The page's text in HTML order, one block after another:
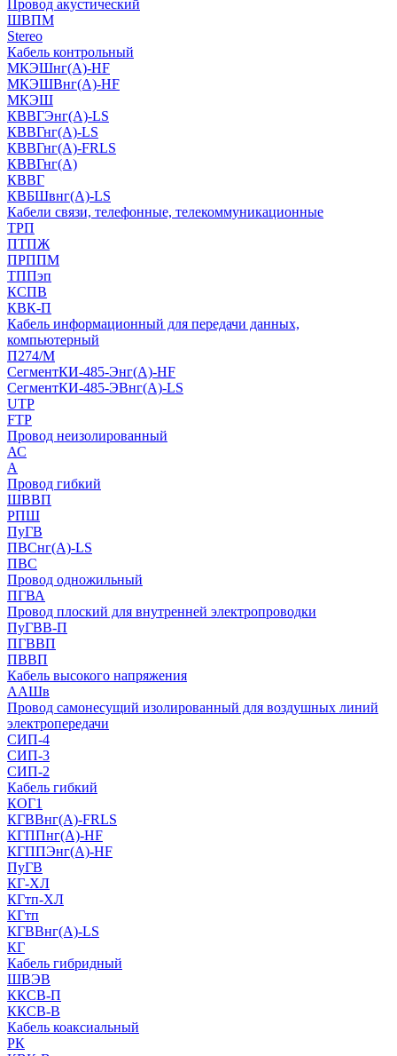
Провод акустический
ШВПМ
Stereo
Кабель контрольный
МКЭШнг(A)-HF
МКЭШВнг(А)-HF
МКЭШ
КВВГЭнг(А)-LS
КВВГнг(А)-LS
КВВГнг(А)-FRLS
КВВГнг(А)
КВВГ
КВБШвнг(А)-LS
Кабели связи, телефонные, телекоммуникационные
ТРП
ПТПЖ
ПРППМ
ТППэп
КСПВ
КВК-П
Кабель информационный для передачи данных,
компьютерный
П274/М
СегментКИ-485-Энг(А)-HF
СегментКИ-485-ЭВнг(А)-LS
UTP
FTP
Провод неизолированный
АС
А
Провод гибкий
ШВВП
РПШ
ПуГВ
ПВСнг(А)-LS
ПВС
Провод одножильный
ПГВА
Провод плоский для внутренней электропроводки
ПуГВВ-П
ПГВВП
ПВВП
Кабель высокого напряжения
ААШв
Провод самонесущий изолированный для воздушных линий
электропередачи
СИП-4
СИП-3
СИП-2
Кабель гибкий
КОГ1
КГВВнг(А)-FRLS
КГППнг(A)-HF
КГППЭнг(A)-HF
ПуГВ
КГ-ХЛ
КГтп-ХЛ
КГтп
КГВВнг(А)-LS
КГ
Кабель гибридный
ШВЭВ
ККСВ-П
ККСВ-В
Кабель коаксиальный
РК